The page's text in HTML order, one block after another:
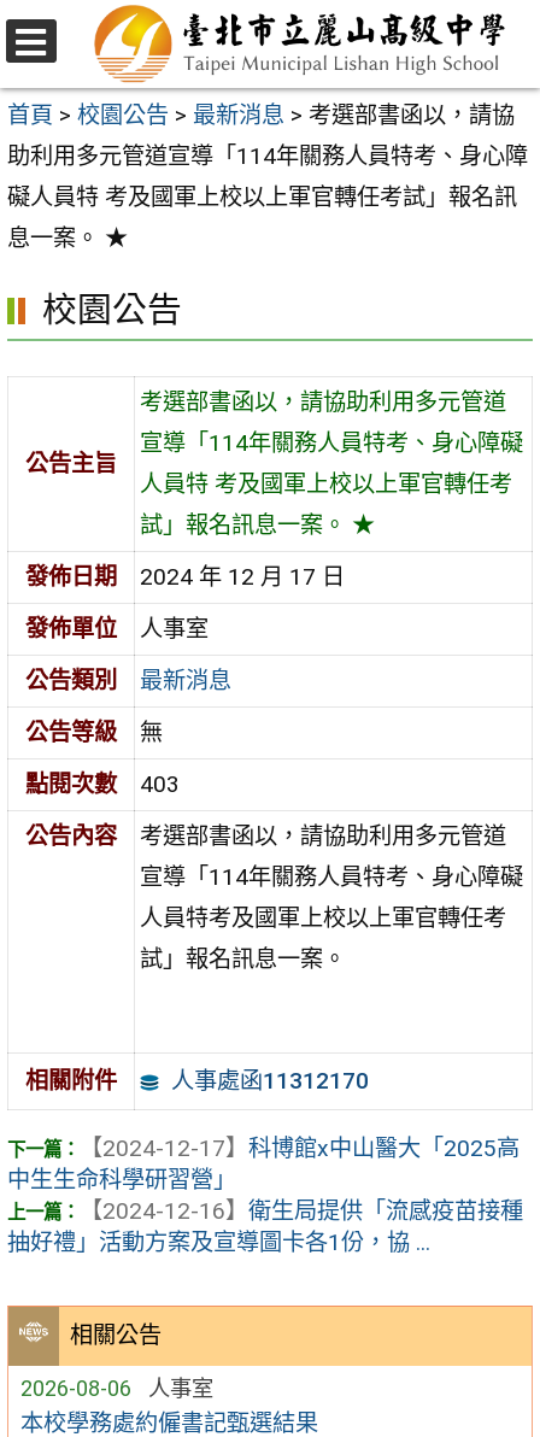
跳
至
主
要
內
容
選
單
首頁 > 校園公告 > 最新消息 > 考選部書函以，請協
助利用多元管道宣導「114年關務人員特考、身心障
礙人員特 考及國軍上校以上軍官轉任考試」報名訊
息一案。 ★
相關公告
2026-08-06 人事室
本校學務處約僱書記甄選結果
校園公告
公告主旨
考選部書函以，請協助利用多元管道
宣導「114年關務人員特考、身心障礙
人員特 考及國軍上校以上軍官轉任考
試」報名訊息一案。 ★
發佈日期
2024 年 12 月 17 日
發佈單位
人事室
公告類別
最新消息
公告等級
無
點閱次數
403
公告內容
考選部書函以，請協助利用多元管道
宣導「114年關務人員特考、身心障礙
人員特考及國軍上校以上軍官轉任考
試」報名訊息一案。
相關附件 人事處函11312170
【2024-12-17】 科博館x中山醫大「2025高
中生生命科學研習營」
【2024-12-16】 衛生局提供「流感疫苗接種
抽好禮」活動方案及宣導圖卡各1份，協 ...